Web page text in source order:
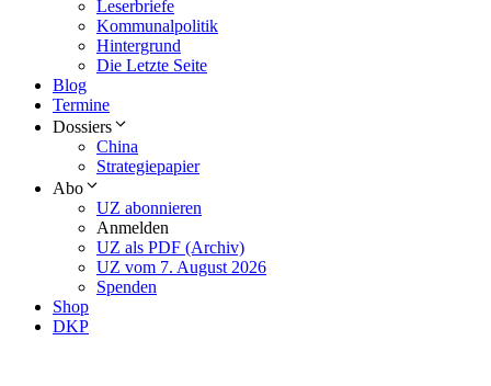
Leserbriefe
Kommunalpolitik
Hintergrund
Die Letzte Seite
Blog
Termine
Dossiers
China
Strategiepapier
Abo
UZ abonnieren
Anmelden
UZ als PDF (Archiv)
UZ vom 7. August 2026
Spenden
Shop
DKP